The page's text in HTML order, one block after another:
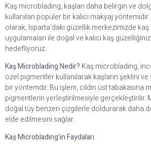
Kaş microblading, kaşları daha belirgin ve
kullanılan popüler bir kalıcı makyaj
olarak, Isparta’daki güzellik merkezimizde
uygulamaları ile doğal ve kalıcı kaş
hedefliyoruz.
Kaş Microblading Nedir? Kaş microblading,
özel pigmentler kullanılarak kaşların şeklini
bir yöntemdir. Bu işlem, cildin üst tabakasına
pigmentlerin yerleştirilmesiyle gerçekleştirilir.
doğal tüy benzeri çizgilerle doldurarak daha
elde edilmesini sağlar.
Kaş Microblading’in Faydaları